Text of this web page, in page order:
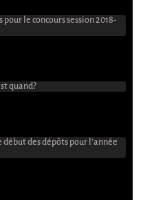
le concours session 2018-
quand?
début des dépôts pour l’année